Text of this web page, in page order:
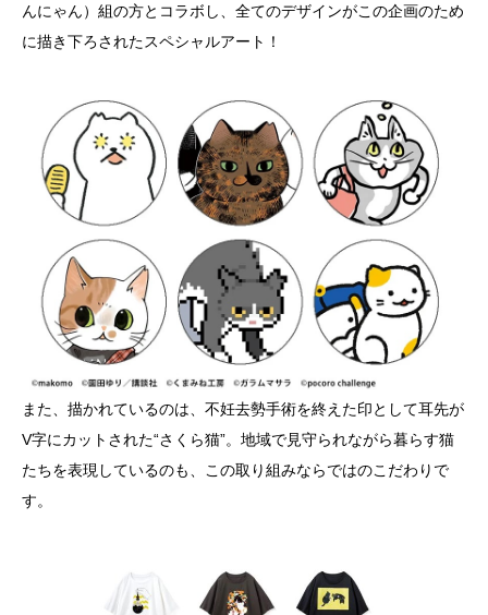
んにゃん）組の方とコラボし、全てのデザインがこの企画のため
に描き下ろされたスペシャルアート！
また、描かれているのは、不妊去勢手術を終えた印として耳先が
V字にカットされた“さくら猫”。地域で見守られながら暮らす猫
たちを表現しているのも、この取り組みならではのこだわりで
す。